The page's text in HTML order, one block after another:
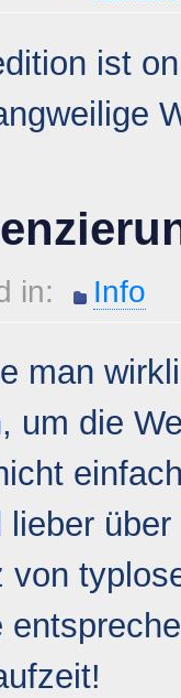
ist
in: Info
man
um die
von